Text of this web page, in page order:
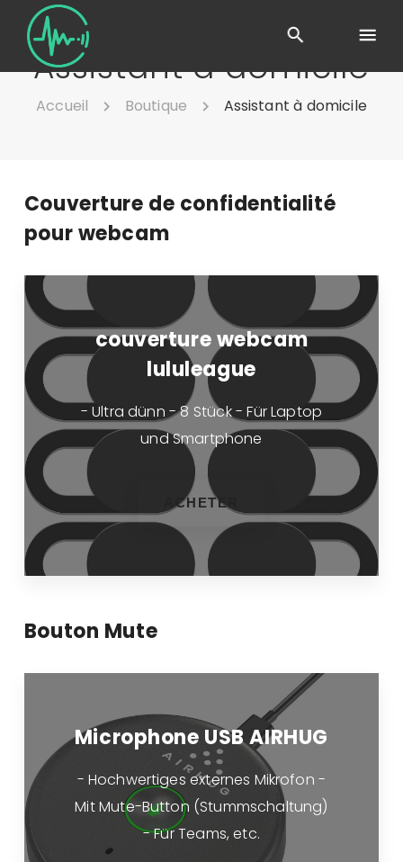
Assistant à domicile
Accueil Boutique Assistant à domicile
Couverture de confidentialité
pour webcam
couverture webcam
lululeague
- Ultra dünn - 8 Stück - Für Laptop
und Smartphone
ACHETER
Bouton Mute
Microphone USB AIRHUG
- Hochwertiges externes Mikrofon -
Mit Mute-Button (Stummschaltung)
- Für Teams, etc.